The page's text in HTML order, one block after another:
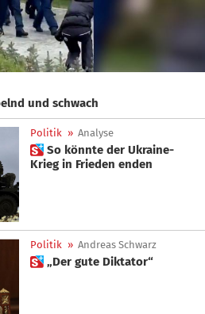
und schwach
Politik » Analyse
 So könnte der Ukraine-
Krieg in Frieden enden
Politik » Andreas Schwarz
 „Der gute Diktator“